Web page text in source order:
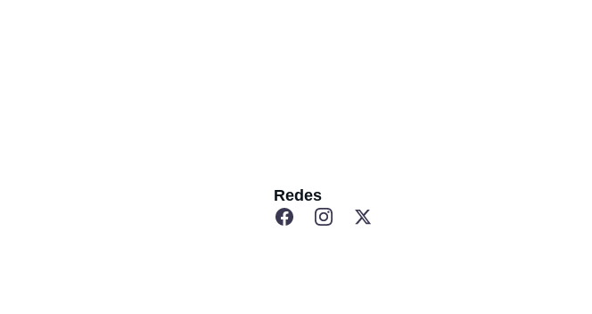
Redes